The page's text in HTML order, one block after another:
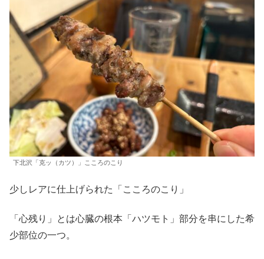
下北沢「克ッ（カツ）」こころのこり
少しレアに仕上げられた「こころのこり」
「心残り」とは心臓の根本「ハツモト」部分を串にした希
少部位の一つ。